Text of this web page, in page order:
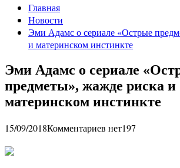
Главная
Новости
Эми Адамс о сериале «Острые
и материнском инстинкте
Эми Адамс о сериале
предметы», жажде риска и
материнском инстинкте
15/09/2018Комментариев нет197